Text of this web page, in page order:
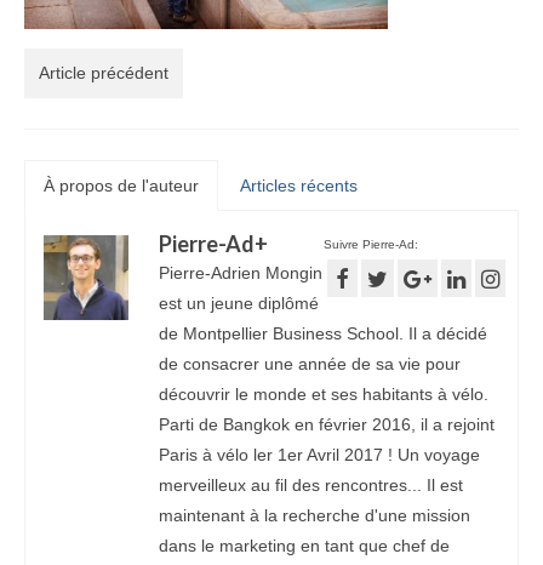
Article précédent
À propos de l'auteur Articles récents
Suivre Pierre-Ad:
Pierre-Ad+
Pierre-Adrien Mongin
est un jeune diplômé
de Montpellier Business School. Il a décidé
de consacrer une année de sa vie pour
découvrir le monde et ses habitants à vélo.
Parti de Bangkok en février 2016, il a rejoint
Paris à vélo ler 1er Avril 2017 ! Un voyage
merveilleux au fil des rencontres... Il est
maintenant à la recherche d'une mission
dans le marketing en tant que chef de